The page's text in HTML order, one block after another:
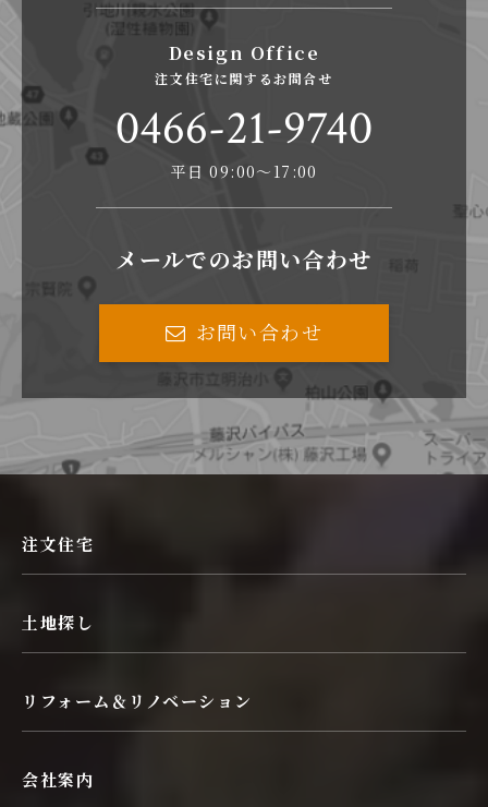
Design Office
注文住宅に関するお問合せ
0466-21-9740
平日 09:00〜17:00
メールでのお問い合わせ
お問い合わせ
注文住宅
土地探し
リフォーム＆リノベーション
会社案内